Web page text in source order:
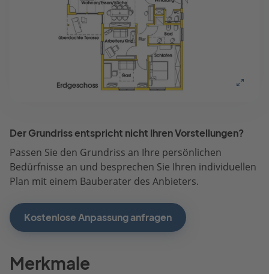
Der Grundriss entspricht nicht Ihren Vorstellungen?
Passen Sie den Grundriss an Ihre persönlichen
Bedürfnisse an und besprechen Sie Ihren individuellen
Plan mit einem Bauberater des Anbieters.
Kostenlose Anpassung anfragen
Merkmale